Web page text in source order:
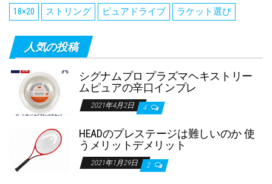
18×20 ストリング ピュアドライブ ラケット選び
人気の投稿
シグナムプロ プラズマヘキストリー
ムピュアの辛口インプレ
2021年4月2日 4
HEADのプレステージは難しいのか 使
うメリットデメリット
2021年1月29日 2